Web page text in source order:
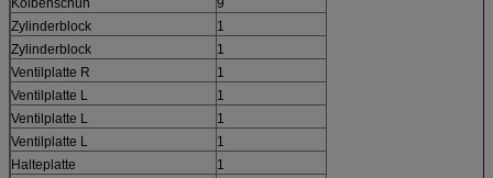
Kolbenschuh
9
Zylinderblock
1
Zylinderblock
1
Ventilplatte R
1
Ventilplatte L
1
Ventilplatte L
1
Ventilplatte L
1
Halteplatte
1